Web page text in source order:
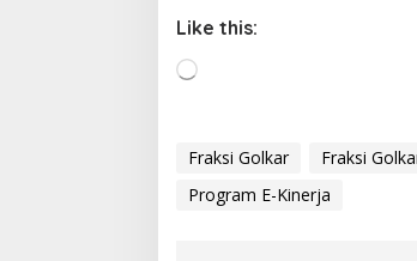
Like this:
d
n
Fraksi Golkar Fraksi
Program E-Kinerja